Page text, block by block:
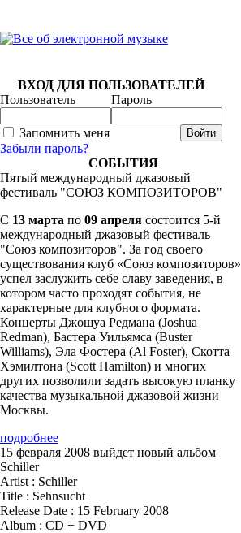
ВХОД ДЛЯ ПОЛЬЗОВАТЕЛЕЙ
Пользователь
Пароль
Запомнить меня
Забыли пароль?
СОБЫТИЯ
Пятый международный джазовый
фестиваль "СОЮЗ КОМПОЗИТОРОВ"
C 13 марта по 09 апреля состоится 5-й
международный джазовый фестиваль
"Союз композиторов". За год своего
существования клуб «Союз композиторов»
успел заслужить себе славу заведения, в
котором часто проходят события, не
характерные для клубного формата.
Концерты Джошуа Редмана (Joshua
Redman), Бастера Уильямса (Buster
Williams), Эла Фостера (Al Foster), Скотта
Хэмилтона (Scott Hamilton) и многих
других позволили задать высокую планку
качества музыкальной джазовой жизни
Москвы.
подробнее
15 февраля 2008 выйдет новый альбом
Schiller
Artist : Schiller
Title : Sehnsucht
Release Date : 15 February 2008
Album : CD + DVD